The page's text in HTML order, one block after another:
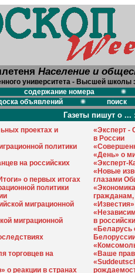
Население и
университета - Высшей школы
содержание номера
объявлений поиск
Газеты пишут о ...
проектах и
политики
на российских
о первых итогах
политики
миграционной
миграционной
торговцев на
о реакции в странах
«Эксперт -
в России
«День» о
«Эксперт-
«Новые
глазами
в
«Беларусь
«Ваше